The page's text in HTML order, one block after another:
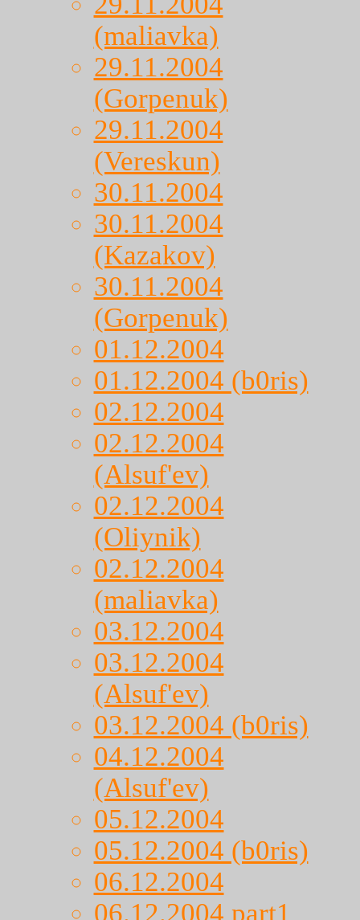
(maliavka)
29.11.2004
(Gorpenuk)
29.11.2004
(Vereskun)
30.11.2004
30.11.2004
(Kazakov)
30.11.2004
(Gorpenuk)
01.12.2004
01.12.2004 (b0ris)
02.12.2004
02.12.2004
(Alsuf'ev)
02.12.2004
(Oliynik)
02.12.2004
(maliavka)
03.12.2004
03.12.2004
(Alsuf'ev)
03.12.2004 (b0ris)
04.12.2004
(Alsuf'ev)
05.12.2004
05.12.2004 (b0ris)
06.12.2004
06.12.2004 part1